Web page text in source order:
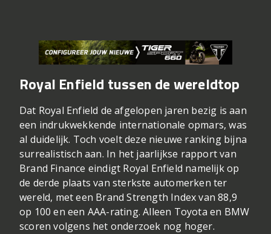
Royal Enfield tussen de wereldtop
Dat Royal Enfield de afgelopen jaren bezig is aan
een indrukwekkende internationale opmars, was
al duidelijk. Toch voelt deze nieuwe ranking bijna
surrealistisch aan. In het jaarlijkse rapport van
Brand Finance eindigt Royal Enfield namelijk op
de derde plaats van sterkste automerken ter
wereld, met een Brand Strength Index van 88,9
op 100 en een AAA-rating. Alleen Toyota en BMW
scoren volgens het onderzoek nog hoger.